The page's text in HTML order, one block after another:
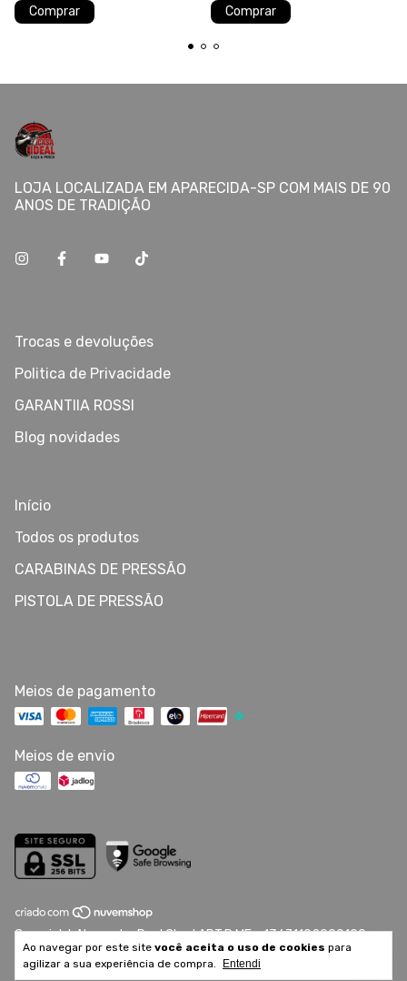
Ao navegar por este site você aceita o uso de cookies para
agilizar a sua experiência de compra.
Entendi
LOJA LOCALIZADA EM APARECIDA-SP COM MAIS DE 90
ANOS DE TRADIÇÃO
Trocas e devoluções
Politica de Privacidade
GARANTIIA ROSSI
Blog novidades
Início
Todos os produtos
CARABINAS DE PRESSÃO
PISTOLA DE PRESSÃO
Meios de pagamento
Meios de envio
Copyright Alexandre Raul Chad ART.R.ME - 13671192000100 -
2026. Todos os direitos reservados.